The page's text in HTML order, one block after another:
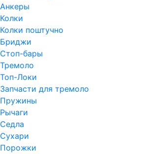
Анкеры
Колки
Колки поштучно
Бриджи
Стоп-бары
Тремоло
Топ-Локи
Запчасти для тремоло
Пружины
Рычаги
Седла
Сухари
Порожки